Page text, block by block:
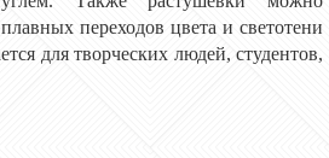
переходов цвета и светотени
для творческих людей, студентов,